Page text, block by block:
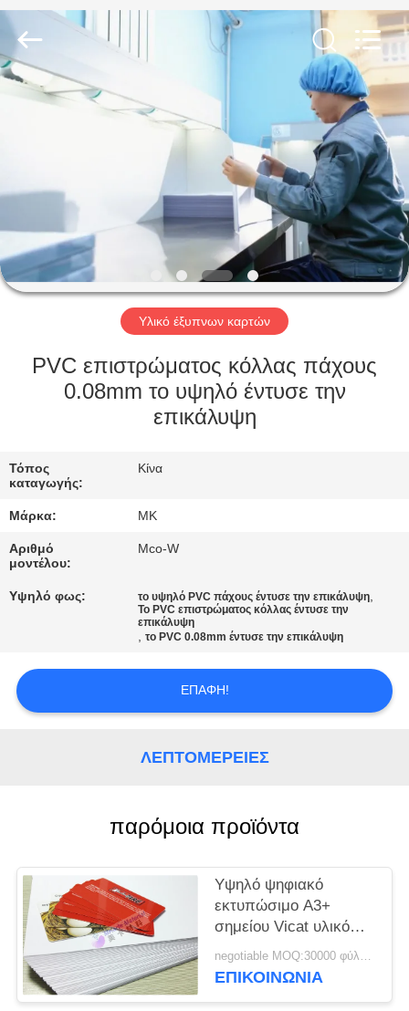
ΣΠΊΤΙ
ΒΊΝΤΕΟ
ΣΧΕΤΙΚΆ
ΜΕ
ΕΠΙΣΚΕΨΉ
ΕΡΓΟΣΤΑΣΊΟΥ
ΈΛΕΓΧΟΣ
ΠΟΙΌΤΗΤΑΣ
ΕΠΙΚΟΙΝΩΝΉΣΤΕ
ΜΑΖΊ
ΕΙΔΉΣΕΙΣ
PRIVACY
POLICY
Material
(Tianjin)
Limited.
All
Rights
Reserved.
Υλικό έξυπνων καρτών
PVC επιστρώματος κόλλας πάχους
0.08mm το υψηλό έντυσε την
επικάλυψη
Τόπος
καταγωγής:
Κίνα
Μάρκα: MK
Αριθμό
μοντέλου:
Mco-W
Υψηλό φως: το υψηλό PVC πάχους έντυσε την επικάλυψη,
Το PVC επιστρώματος κόλλας έντυσε την
επικάλυψη
,το PVC 0.08mm έντυσε την επικάλυψη
ΕΠΑΦΉ!
ΛΕΠΤΟΜΈΡΕΙΕΣ
παρόμοια προϊόντα
Υψηλό ψηφιακό
εκτυπώσιμο A3+
σημείου Vicat υλικό
έξυπνων καρτών
Konica
negotiable MOQ:30000 φύλλα ή 2 τόνοι
ΕΠΙΚΟΙΝΩΝΙΑ